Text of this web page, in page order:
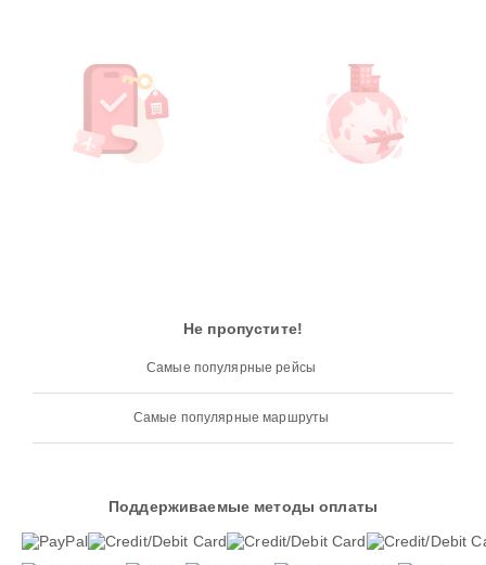
Не пропустите!
Самые популярные рейсы
Самые популярные маршруты
Поддерживаемые методы оплаты